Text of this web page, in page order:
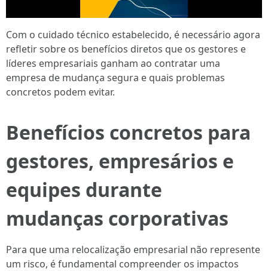
Com o cuidado técnico estabelecido, é necessário agora
refletir sobre os benefícios diretos que os gestores e
líderes empresariais ganham ao contratar uma
empresa de mudança segura e quais problemas
concretos podem evitar.
Benefícios concretos para
gestores, empresários e
equipes durante
mudanças corporativas
Para que uma relocalização empresarial não represente
um risco, é fundamental compreender os impactos